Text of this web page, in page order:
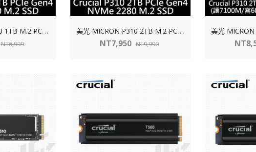
美
光 MICRON P310 1TB M.2 PCIE Gen4(讀:7100M/寫:6000M)QLC【五年】
NT6,999
美
光 MICRON P310 2TB M.2 PCIE Gen4(讀:7100M/寫:6000M)QLC【五年】
NT7,950 NT9,990